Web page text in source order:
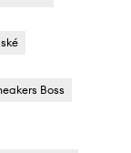
Boss